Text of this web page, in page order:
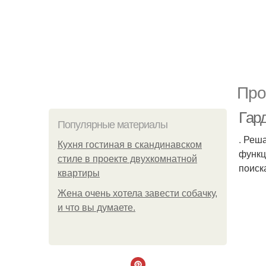
Популярные материалы
Кухня гостиная в скандинавском
стиле в проекте двухкомнатной
квартиры
Жена очень хотела завести собачку,
и что вы думаете.
.